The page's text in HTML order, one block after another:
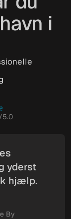
i
5.0
yderst
hjælp.
By